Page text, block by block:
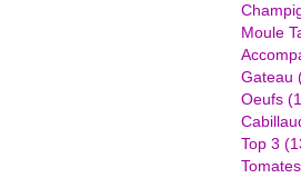
Moule
Gateau
Oeufs
Top 3
Tomates